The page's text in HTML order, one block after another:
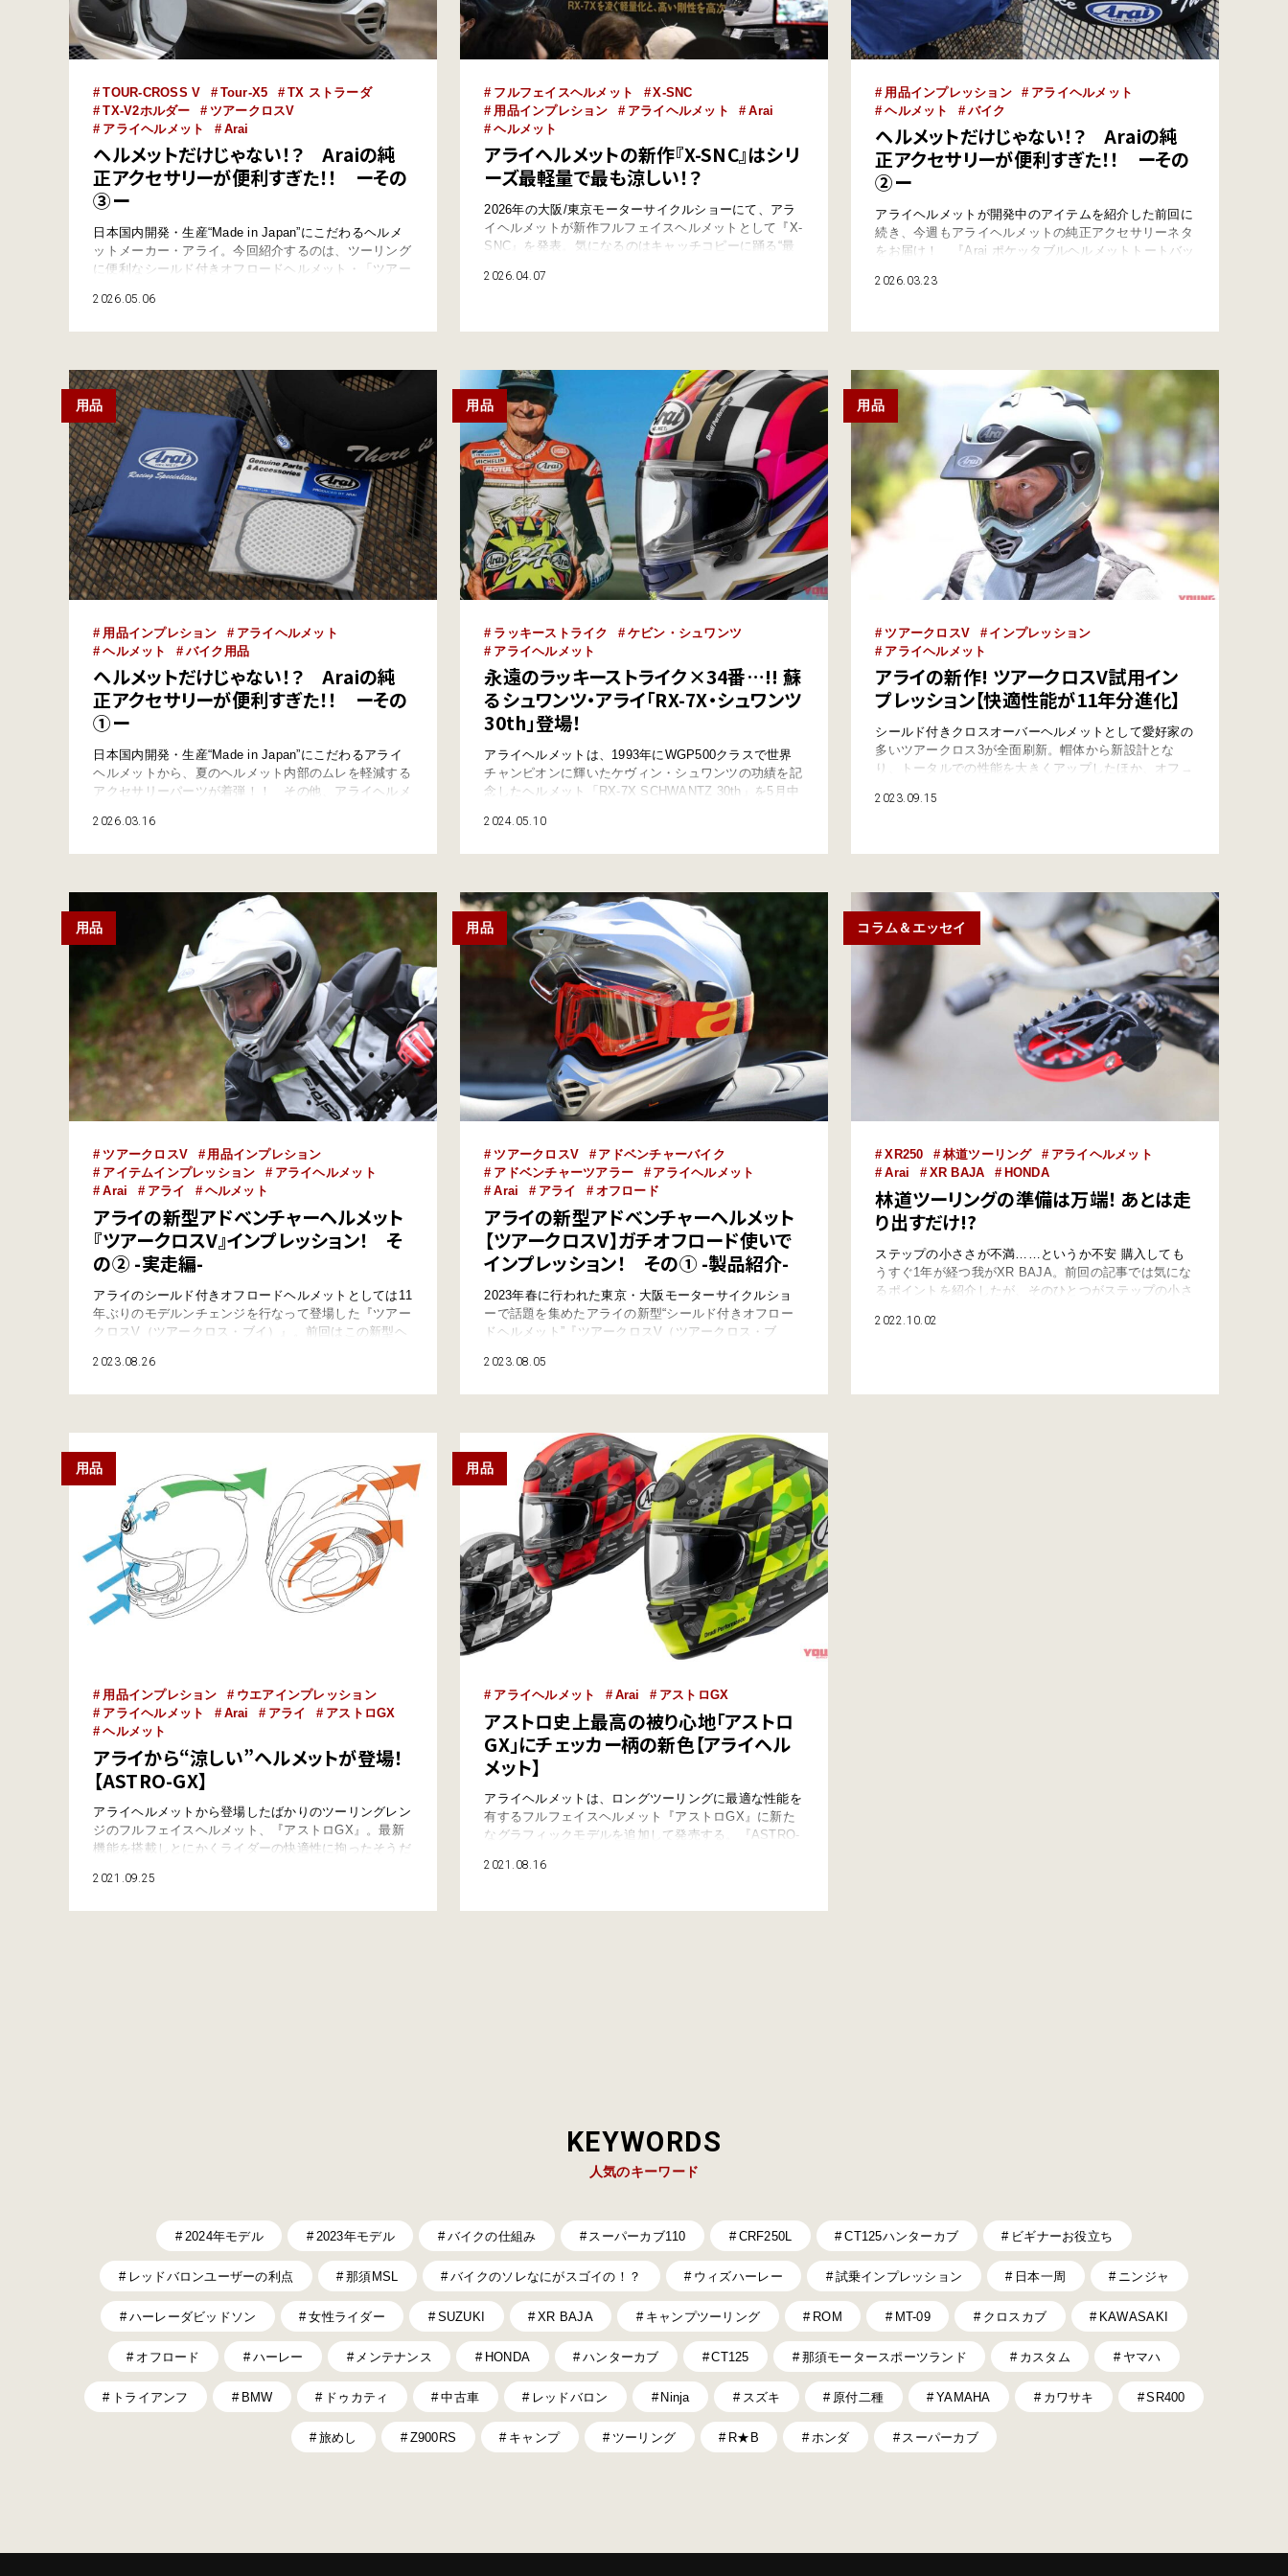
TOUR-CROSS V Tour-X5
TX ストラーダ
TX-V2ホルダー
ツアークロスV
アライヘルメット
Arai
ヘルメットだけじゃない！？ Araiの純
正アクセサリーが便利すぎた！！ ーその
③ー
日本国内開発・生産“Made in Japan”にこだわるヘルメ
ットメーカー・アライ。今回紹介するのは、ツーリング
に便利なシールド付きオフロードヘルメット・「ツアー
ルの「TX ストラーダ」化するためのアクセサリーパー
2026.05.06
フルフェイスヘルメット
X-SNC
用品インプレション
アライヘルメット
Arai
ヘルメット
アライヘルメットの新作『X-SNC』はシリ
ーズ最軽量で最も涼しい！？
2026年の大阪/東京モーターサイクルショーにて、アラ
イヘルメットが新作フルフェイスヘルメットとして『X-
SNC』を発表。気になるのはキャッチコピーに踊る“最
クルショーで開発陣に取材してきたぞっ！ アライヘル
2026.04.07
用品インプレッション
アライヘルメット
ヘルメット
バイク
ヘルメットだけじゃない！？ Araiの純
正アクセサリーが便利すぎた！！ ーその
②ー
アライヘルメットが開発中のアイテムを紹介した前回に
続き、今週もアライヘルメットの純正アクセサリーネタ
をお届け！ 『Arai ポケッタブルヘルメットトートバッ
と、どちらもアライヘルメットらしいこだわりに満ちた
2026.03.23
用品
用品インプレション
アライヘルメット
ヘルメット
バイク用品
ヘルメットだけじゃない！？ Araiの純
正アクセサリーが便利すぎた！！ ーその
①ー
日本国内開発・生産“Made in Japan”にこだわるアライ
ヘルメットから、夏のヘルメット内部のムレを軽減する
アクセサリーパーツが着弾！！ その他、アライヘルメ
つか試してみたぞ！ 2026年夏に登場！？ ヘルメット
2026.03.16
用品
ラッキーストライク
ケビン・シュワンツ
アライヘルメット
永遠のラッキーストライク×34番…!! 蘇
るシュワンツ・アライ「RX-7X・シュワンツ
30th」登場！
アライヘルメットは、1993年にWGP500クラスで世界
チャンピオンに輝いたケヴィン・シュワンツの功績を記
念したヘルメット「RX-7X SCHWANTZ 30th」を5月中
ク:アライヘルメット MotoGPで永久欠番のゼッケン
2024.05.10
用品
ツアークロスV
インプレッション
アライヘルメット
アライの新作! ツアークロスV試用イン
プレッション【快適性能が11年分進化】
シールド付きクロスオーバーヘルメットとして愛好家の
多いツアークロス3が全面刷新。帽体から新設計とな
り、トータルでの性能を大きくアップしたほか、オフ→
った。その実力をさっそくテストだ！※この記事はヤン
●外部リンク:アライ [◯] 全…
2023.09.15
用品
ツアークロスV
用品インプレション
アイテムインプレッション
アライヘルメット
Arai
アライ ヘルメット
アライの新型アドベンチャーヘルメット
『ツアークロスV』インプレッション！ そ
の② -実走編-
アライのシールド付きオフロードヘルメットとしては11
年ぶりのモデルンチェンジを行なって登場した『ツアー
クロスV（ツアークロス・ブイ）』。前回はこの新型ヘ
較をお届けしたが、今回は実際に使ってみた感想をレポ
2023.08.26
用品
ツアークロスV
アドベンチャーバイク
アドベンチャーツアラー
アライヘルメット
Arai
アライ オフロード
アライの新型アドベンチャーヘルメット
【ツアークロスV】ガチオフロード使いで
インプレッション！ その① -製品紹介-
2023年春に行われた東京・大阪モーターサイクルショ
ーで話題を集めたアライの新型“シールド付きオフロー
ドヘルメット”『ツアークロスV（ツアークロス・ブ
ットのポイントはなんといっても新開発のシールドシス
2023.08.05
コラム＆エッセイ
XR250 林道ツーリング
アライヘルメット
Arai
XR BAJA HONDA
林道ツーリングの準備は万端！ あとは走
り出すだけ!?
ステップの小ささが不満……というか不安 購入しても
うすぐ1年が経つ我がXR BAJA。前回の記事では気にな
るポイントを紹介したが、そのひとつがステップの小さ
が効かないときがあり、ズルッと滑ってしまうこと
2022.10.02
用品
用品インプレション
ウエアインプレッション
アライヘルメット
Arai アライ
アストロGX
ヘルメット
アライから“涼しい”ヘルメットが登場！
【ASTRO-GX】
アライヘルメットから登場したばかりのツーリングレン
ジのフルフェイスヘルメット、『アストロGX』。最新
機能を搭載しとにかくライダーの快適性に拘ったそうだ
スヘルメットに仕上がっていたのだ。今回はそんな『ア
2021.09.25
用品
アライヘルメット Arai アストロGX
アストロ史上最高の被り心地「アストロ
GX」にチェッカー柄の新色【アライヘル
メット】
アライヘルメットは、ロングツーリングに最適な性能を
有するフルフェイスヘルメット『アストロGX』に新た
なグラフィックモデルを追加して発売する。『ASTRO-
は、チェッカー柄が特徴のモデルで、3色のバリエーシ
情報提供：アライヘルメット 大胆なチェッカーフラッ
2021.08.16
KEYWORDS
人気のキーワード
2024年モデル 2023年モデル バイクの仕組み スーパーカブ110 CRF250L CT125ハンターカブ ビギナーお役立ち
レッドバロンユーザーの利点 那須MSL バイクのソレなにがスゴイの！？ ウィズハーレー 試乗インプレッション 日本一周 ニンジャ
ハーレーダビッドソン 女性ライダー SUZUKI XR BAJA キャンプツーリング ROM MT-09 クロスカブ KAWASAKI
オフロード ハーレー メンテナンス HONDA ハンターカブ CT125 那須モータースポーツランド カスタム ヤマハ
トライアンフ BMW ドゥカティ 中古車 レッドバロン Ninja スズキ 原付二種 YAMAHA カワサキ SR400
旅めし Z900RS キャンプ ツーリング R★B ホンダ スーパーカブ